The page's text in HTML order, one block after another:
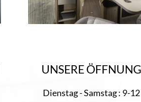
UNSERE
Dienstag - Samstag : 9-